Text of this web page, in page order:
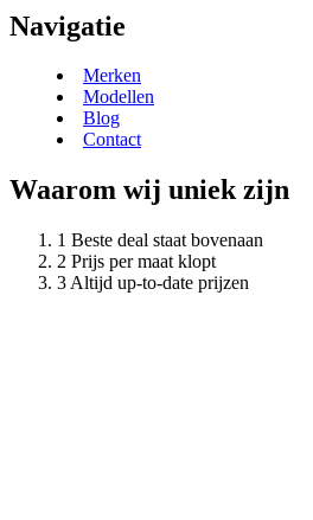
Navigatie
Merken
Modellen
Blog
Contact
Waarom wij uniek zijn
Beste deal staat bovenaan
Prijs per maat klopt
Altijd up-to-date prijzen